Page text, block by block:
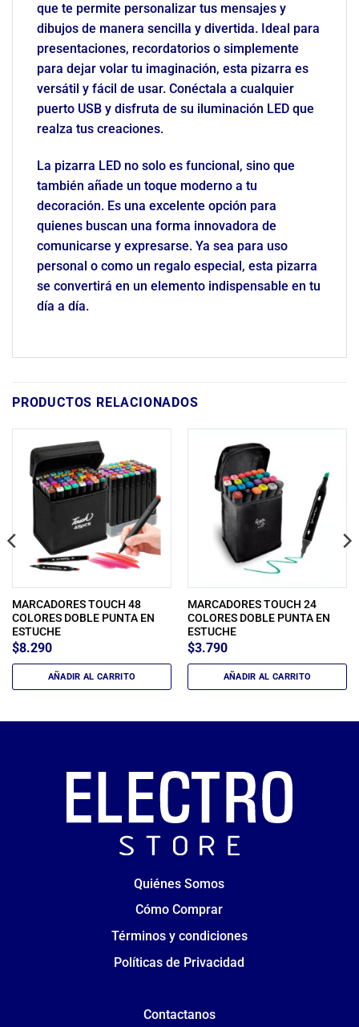
que te permite personalizar tus mensajes y
dibujos de manera sencilla y divertida. Ideal para
presentaciones, recordatorios o simplemente
para dejar volar tu imaginación, esta pizarra es
versátil y fácil de usar. Conéctala a cualquier
puerto USB y disfruta de su iluminación LED que
realza tus creaciones.
La pizarra LED no solo es funcional, sino que
también añade un toque moderno a tu
decoración. Es una excelente opción para
quienes buscan una forma innovadora de
comunicarse y expresarse. Ya sea para uso
personal o como un regalo especial, esta pizarra
se convertirá en un elemento indispensable en tu
día a día.
PRODUCTOS RELACIONADOS
MARCADORES TOUCH 48
COLORES DOBLE PUNTA EN
ESTUCHE
$8.290
AÑADIR AL CARRITO
MARCADORES TOUCH 24
COLORES DOBLE PUNTA EN
ESTUCHE
$3.790
AÑADIR AL CARRITO
Quiénes Somos
Cómo Comprar
Términos y condiciones
Políticas de Privacidad
Contactanos